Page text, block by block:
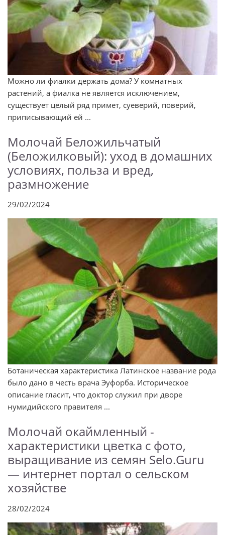
Можно ли фиалки держать дома? У комнатных
растений, а фиалка не является исключением,
существует целый ряд примет, суеверий, поверий,
приписывающий ей ...
Молочай Беложильчатый
(Беложилковый): уход в домашних
условиях, польза и вред,
размножение
29/02/2024
Ботаническая характеристика Латинское название рода
было дано в честь врача Эуфорба. Историческое
описание гласит, что доктор служил при дворе
нумидийского правителя ...
Молочай окаймленный -
характеристики цветка с фото,
выращивание из семян Selo.Guru
— интернет портал о сельском
хозяйстве
28/02/2024